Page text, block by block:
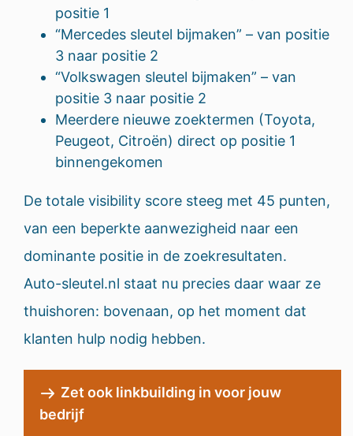
positie 1
“Mercedes sleutel bijmaken” – van positie
3 naar positie 2
“Volkswagen sleutel bijmaken” – van
positie 3 naar positie 2
Meerdere nieuwe zoektermen (Toyota,
Peugeot, Citroën) direct op positie 1
binnengekomen
De totale visibility score steeg met 45 punten,
van een beperkte aanwezigheid naar een
dominante positie in de zoekresultaten.
Auto-sleutel.nl staat nu precies daar waar ze
thuishoren: bovenaan, op het moment dat
klanten hulp nodig hebben.
Zet ook linkbuilding in voor jouw
bedrijf